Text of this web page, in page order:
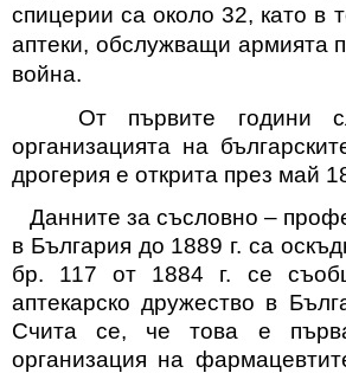
спицерии са около 32, като в
аптеки, обслужващи армията
война.
От първите години
организацията на
дрогерия е открита през май
Данните за съсловно –
в България до 1889 г. са
бр. 117 от 1884 г. се
аптекарско дружество в
Счита се, че това е
организация на